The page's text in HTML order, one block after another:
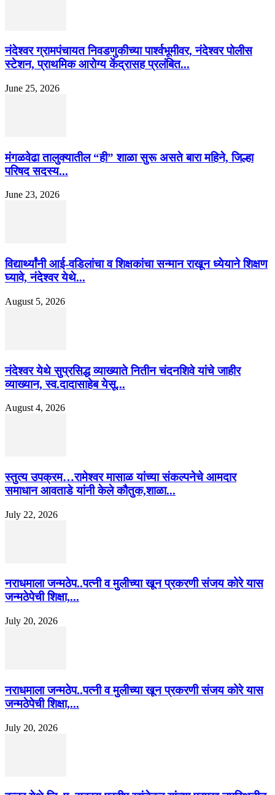
नंदेश्वर ग्रामपंचायत निवडणुकीच्या पार्श्वभूमीवर, नंदेश्वर पोलीस
स्टेशन, प्राथमिक आरोग्य केंद्रासह प्रलंबित...
June 25, 2026
मंगळवेढा तालुक्यातील “ही” शाळा सुरू असते बारा महिने, जिल्हा
परिषद सदस्य...
June 23, 2026
विद्यार्थ्यांनी आई-वडिलांचा व शिक्षकांचा सन्मान राखून ध्येयाने शिक्षण
घ्यावे, नंदेश्वर येथे...
August 5, 2026
नंदेश्वर येथे सुप्रसिद्ध व्याख्याते नितीन चंदनशिवे यांचे जाहीर
व्याख्यान, स्व.दादासाहेब येसू...
August 4, 2026
स्तुत्य उपक्रम…रामेश्वर मासाळ यांच्या संकल्पनेचे आमदार
समाधान आवताडे यांनी केले कौतुक,शाळा...
July 22, 2026
नराधमाला जन्मठेप..पत्नी व मुलीच्या खून प्रकरणी संजय कोरे यास
जन्मठेपेची शिक्षा,...
July 20, 2026
नराधमाला जन्मठेप..पत्नी व मुलीच्या खून प्रकरणी संजय कोरे यास
जन्मठेपेची शिक्षा,...
July 20, 2026